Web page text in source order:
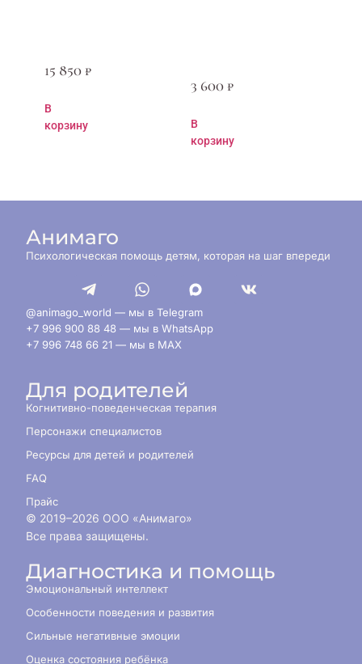
15 850 ₽
В
корзину
3 600 ₽
В
корзину
Анимаго
Психологическая помощь детям, которая на шаг впереди
@animago_world — мы в Telegram
+7 996 900 88 48 — мы в WhatsApp
+7 996 748 66 21 — мы в MAX
Для родителей
Когнитивно-поведенческая терапия
Персонажи специалистов
Ресурсы для детей и родителей
FAQ
Прайс
© 2019–2026 ООО «Анимаго»
Все права защищены.
Диагностика и помощь
Эмоциональный интеллект
Особенности поведения и развития
Сильные негативные эмоции
Оценка состояния ребёнка